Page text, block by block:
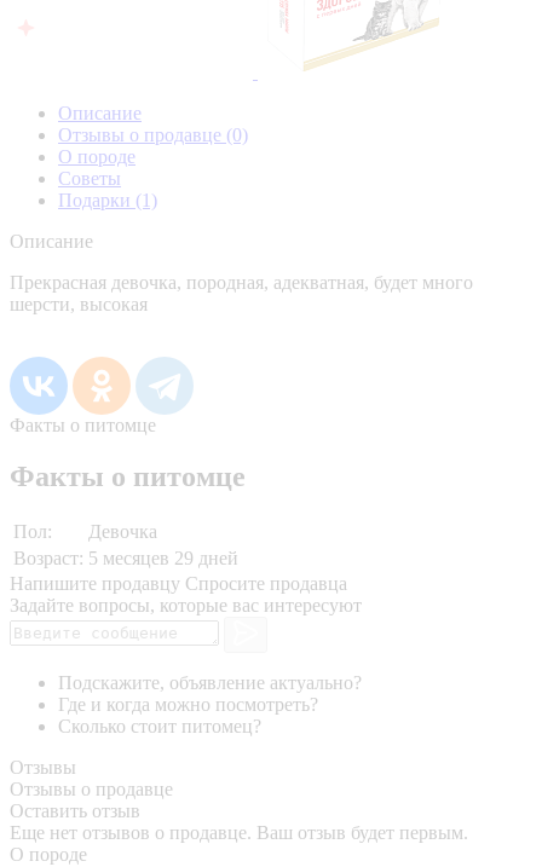
Описание
Отзывы о продавце (0)
О породе
Советы
Подарки (1)
Описание
Прекрасная девочка, породная, адекватная, будет много
шерсти, высокая
Факты о питомце
Факты о питомце
Пол:
Девочка
Возраст: 5 месяцев 29 дней
Напишите продавцу Спросите продавца
Задайте вопросы, которые вас интересуют
Подскажите, объявление актуально?
Где и когда можно посмотреть?
Сколько стоит питомец?
Отзывы
Отзывы о продавце
Оставить отзыв
Еще нет отзывов о продавце. Ваш отзыв будет первым.
О породе